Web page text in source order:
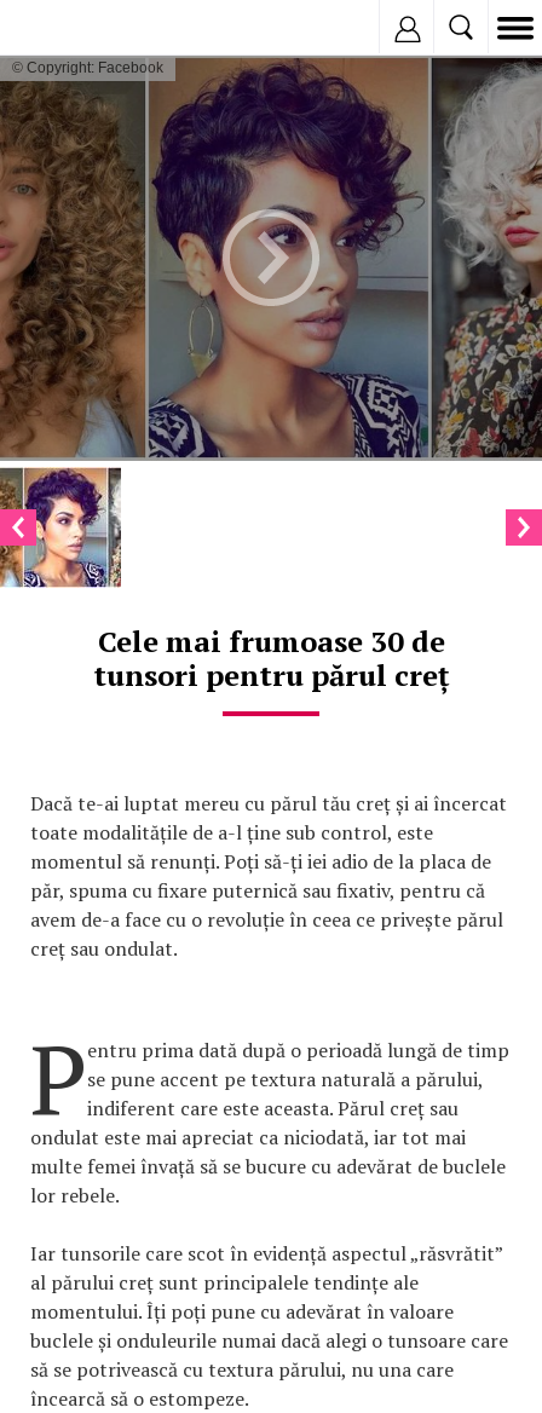
© Copyright: Facebook
Cele mai frumoase 30 de
tunsori pentru părul creț
Dacă te-ai luptat mereu cu părul tău creț și ai încercat
toate modalitățile de a-l ține sub control, este
momentul să renunți. Poți să-ți iei adio de la placa de
păr, spuma cu fixare puternică sau fixativ, pentru că
avem de-a face cu o revoluție în ceea ce privește părul
creț sau ondulat.
Pentru prima dată după o perioadă lungă de timp
se pune accent pe textura naturală a părului,
indiferent care este aceasta. Părul creț sau
ondulat este mai apreciat ca niciodată, iar tot mai
multe femei învață să se bucure cu adevărat de buclele
lor rebele.
Iar tunsorile care scot în evidență aspectul „răsvrătit”
al părului creț sunt principalele tendințe ale
momentului. Îți poți pune cu adevărat în valoare
buclele și onduleurile numai dacă alegi o tunsoare care
să se potrivească cu textura părului, nu una care
încearcă să o estompeze.